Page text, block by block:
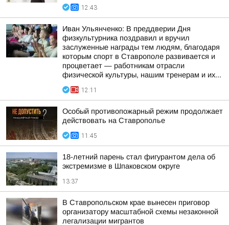
12:43
Иван Ульянченко: В преддверии Дня
физкультурника поздравил и вручил
заслуженные награды тем людям, благодаря
которым спорт в Ставрополе развивается и
процветает — работникам отрасли
физической культуры, нашим тренерам и их...
12:11
Особый противопожарный режим продолжает
действовать на Ставрополье
11:45
18-летний парень стал фигурантом дела об
экстремизме в Шпаковском округе
13:37
В Ставропольском крае вынесен приговор
организатору масштабной схемы незаконной
легализации мигрантов